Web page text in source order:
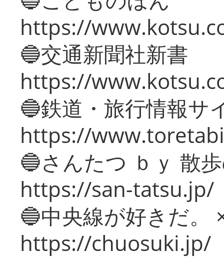
https://
🔵交通新聞社新書
https://
🔵鉄道・旅行情報サ
https://
🔵さんたつ ｂｙ 散
https://san-tatsu.jp/
🔵中央線が好きだ。
https://chuosuki.jp/